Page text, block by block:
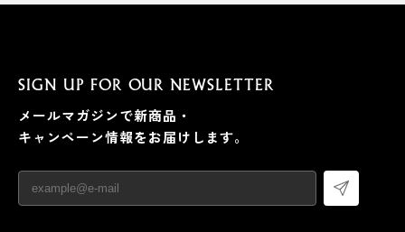
SIGN UP FOR OUR NEWSLETTER
メールマガジンで新商品・
キャンペーン情報をお届けします。